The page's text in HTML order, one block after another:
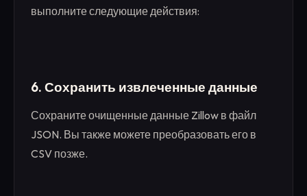
выполните следующие действия:
6. Сохранить извлеченные данные
Сохраните очищенные данные Zillow в файл
JSON. Вы также можете преобразовать его в
CSV позже.